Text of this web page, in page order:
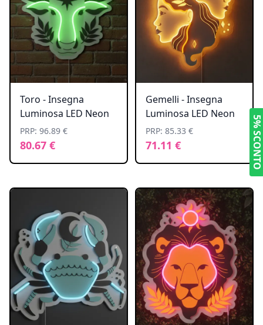
Toro - Insegna
Luminosa LED Neon
PRP: 96.89 €
80.67 €
Gemelli - Insegna
Luminosa LED Neon
PRP: 85.33 €
71.11 € 5% SCONTO